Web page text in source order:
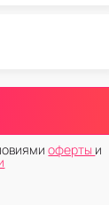
оферты и